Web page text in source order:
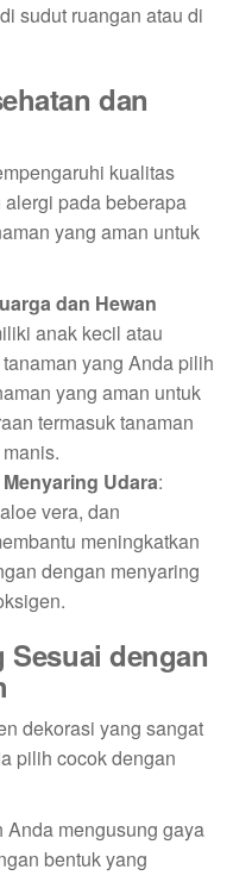
sudut ruangan atau di
dan
kualitas
pada beberapa
yang aman untuk
dan Hewan
anak kecil atau
yang Anda pilih
yang aman untuk
termasuk tanaman
Udara:
vera, dan
meningkatkan
dengan menyaring
Sesuai dengan
dekorasi yang sangat
pilih cocok dengan
Anda mengusung gaya
bentuk yang